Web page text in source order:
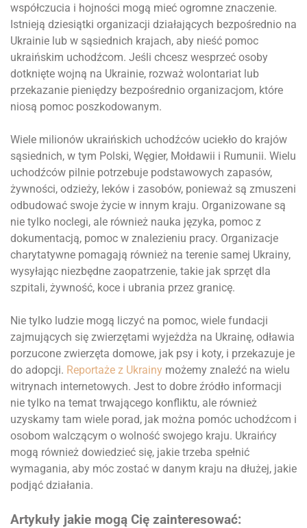
współczucia i hojności mogą mieć ogromne znaczenie.
Istnieją dziesiątki organizacji działających bezpośrednio na
Ukrainie lub w sąsiednich krajach, aby nieść pomoc
ukraińskim uchodźcom. Jeśli chcesz wesprzeć osoby
dotknięte wojną na Ukrainie, rozważ wolontariat lub
przekazanie pieniędzy bezpośrednio organizacjom, które
niosą pomoc poszkodowanym.
Wiele milionów ukraińskich uchodźców uciekło do krajów
sąsiednich, w tym Polski, Węgier, Mołdawii i Rumunii. Wielu
uchodźców pilnie potrzebuje podstawowych zapasów,
żywności, odzieży, leków i zasobów, ponieważ są zmuszeni
odbudować swoje życie w innym kraju. Organizowane są
nie tylko noclegi, ale również nauka języka, pomoc z
dokumentacją, pomoc w znalezieniu pracy. Organizacje
charytatywne pomagają również na terenie samej Ukrainy,
wysyłając niezbędne zaopatrzenie, takie jak sprzęt dla
szpitali, żywność, koce i ubrania przez granicę.
Nie tylko ludzie mogą liczyć na pomoc, wiele fundacji
zajmujących się zwierzętami wyjeżdża na Ukrainę, odławia
porzucone zwierzęta domowe, jak psy i koty, i przekazuje je
do adopcji. Reportaże z Ukrainy możemy znaleźć na wielu
witrynach internetowych. Jest to dobre źródło informacji
nie tylko na temat trwającego konfliktu, ale również
uzyskamy tam wiele porad, jak można pomóc uchodźcom i
osobom walczącym o wolność swojego kraju. Ukraińcy
mogą również dowiedzieć się, jakie trzeba spełnić
wymagania, aby móc zostać w danym kraju na dłużej, jakie
podjąć działania.
Artykuły jakie mogą Cię zainteresować: